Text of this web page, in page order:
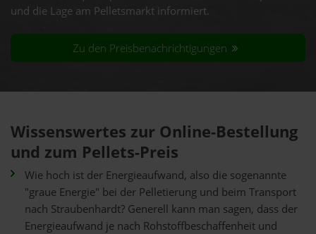
und die Lage am Pelletsmarkt informiert.
Zu den Preisbenachrichtigungen
Wissenswertes zur Online-Bestellung
und zum Pellets-Preis
Wie hoch ist der Energieaufwand, also die sogenannte
"graue Energie" bei der Pelletierung und beim Transport
nach Straubenhardt? Generell kann man sagen, dass der
Energieaufwand je nach Rohstoffbeschaffenheit und